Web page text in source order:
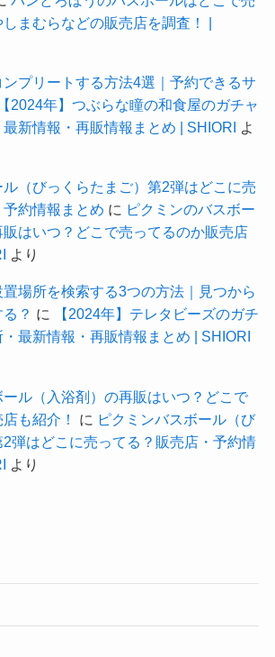
まむらなどの販売店を調査！ |
プリートする方法4選｜予約できるサ
【2024年】つぶらな瞳の和食屋のガチャ
新情報・再販情報まとめ | SHIORI よ
ル（びっくらたまご）第2弾はどこに売
約情報まとめ に ピクミンのバスボー
はいつ？どこで売ってるのか販売店
より
場所を検索する3つの方法｜見つから
？ に
【2024年】テレタビーズのガチ
最新情報・再販情報まとめ | SHIORI
ール（入浴剤）の再販はいつ？どこで
も紹介！
に ピクミンバスボール（び
弾はどこに売ってる？販売店・予約情
より